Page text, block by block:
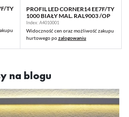
TY
PROFIL LED CORNER14 EE7F/TY
1000 BIAŁY MAL. RAL9003 /OP
Index: A4010001
Widoczność cen oraz możliwość zakupu
hurtowego pozalogowaniu
na blogu